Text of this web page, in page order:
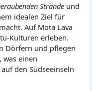
Strände und
idealen Ziel für
Auf Mota Lava
Kulturen erleben.
Dörfern und pflegen
was einen
den Südseeinseln